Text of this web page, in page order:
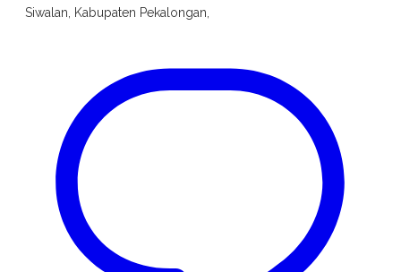
Siwalan, Kabupaten Pekalongan,